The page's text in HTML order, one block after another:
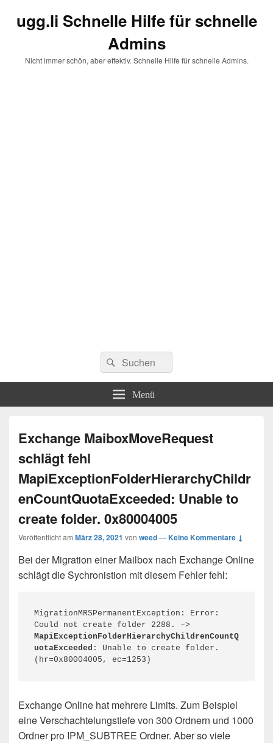
ugg.li Schnelle Hilfe für schnelle
Admins
Nicht immer schön, aber effektiv. Schnelle Hilfe für schnelle Admins.
Suchen
nach:
Suchen
Menü
Exchange MaiboxMoveRequest
schlägt fehl
MapiExceptionFolderHierarchyChildr
enCountQuotaExceeded: Unable to
create folder. ‎0x80004005
Veröffentlicht am März 28, 2021 von weed—Keine Kommentare ↓
Bei der Migration einer Mailbox nach Exchange Online
schlägt die Sychronistion mit diesem Fehler fehl:
MigrationMRSPermanentException: Error:
MapiExceptionFolderHierarchyChildrenCountQ
uotaExceeded : Unable to create folder.
‎(hr=0x80004005, ec=1253)‎
Exchange Online hat mehrere Limits. Zum Beispiel
eine Verschachtelungstiefe von 300 Ordnern und 1000
Ordner pro IPM_SUBTREE Ordner. Aber so viele